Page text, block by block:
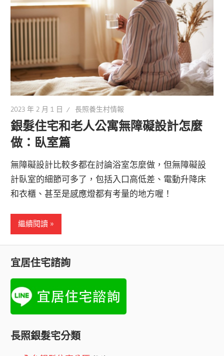
2023 年 2 月 1 日 長照養生村情報
銀髮住宅和老人公寓無障礙設計怎麼
做：臥室篇
無障礙設計比較多都在討論浴室怎麼做，但無障礙設
計臥室的細節可多了，包括入口高低差、電動升降床
和衣櫃、甚至是感應燈都有考量的地方喔！
繼續閱讀
宜居住宅諮詢
長照銀髮宅分類